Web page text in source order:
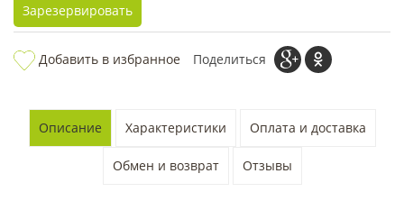
Зарезервировать
Добавить в избранное Поделиться
Описание Характеристики Оплата и доставка
Обмен и возврат Отзывы